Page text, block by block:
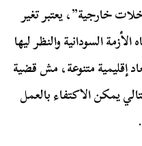
خارجية”، يعتبر تغير
السودانية والنظر ليها
إقليمية متنوعة، مش قضية
يمكن الاكتفاء بالعمل